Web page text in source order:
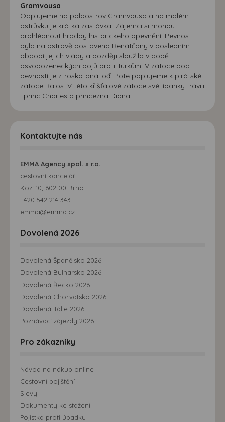
Gramvousa
Odplujeme na poloostrov Gramvousa a na malém
ostrůvku je krátká zastávka. Zájemci si mohou
prohlédnout hradby historického opevnění. Pevnost
byla na ostrově postavena Benátčany v posledním
období jejich vlády a později sloužila v době
osvobozeneckých bojů proti Turkům. V zátoce pod
pevností je ztroskotaná loď. Poté poplujeme k pirátské
zátoce Balos. V této křišťálové zátoce své líbanky trávili
i princ Charles a princezna Diana.
Kontaktujte nás
EMMA Agency spol. s r.o.
cestovní kancelář
Kozí 10, 602 00 Brno
+420 542 214 343
emma@emma.cz
Dovolená 2026
Dovolená Španělsko 2026
Dovolená Bulharsko 2026
Dovolená Řecko 2026
Dovolená Chorvatsko 2026
Dovolená Itálie 2026
Poznávací zájezdy 2026
Pro zákazníky
Návod na nákup online
Cestovní pojištění
Slevy
Dokumenty ke stažení
Pojistka proti úpadku